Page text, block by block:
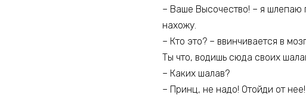
– Ваше Высочество! – я шлепаю
нахожу.
– Кто это? – ввинчивается в
Ты что, водишь сюда своих
– Каких шалав?
– Принц, не надо! Отойди от нее!